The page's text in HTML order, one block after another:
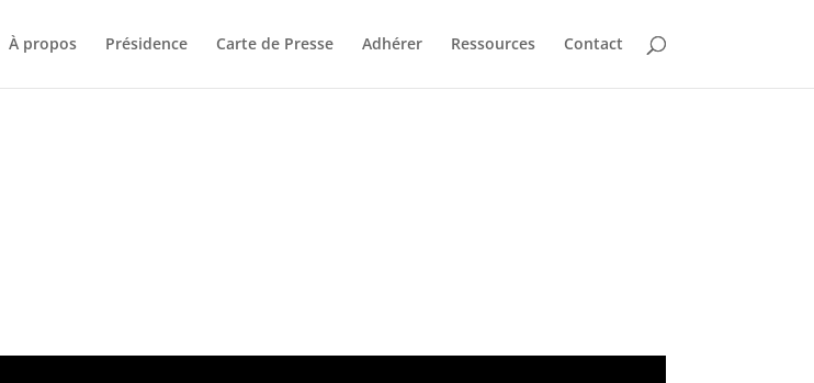
À propos Présidence Carte de Presse Adhérer Ressources Contact